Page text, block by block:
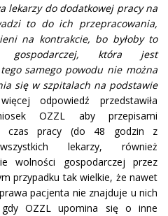
lekarzy do dodatkowej pracy na
to do ich przepracowania,
na kontrakcie, bo byłoby to
gospodarczej, która jest
samego powodu nie można
się w szpitalach na podstawie
odpowiedź przedstawiła
OZZL aby przepisami
czas pracy (do 48 godzin z
lekarzy, również
wolności gospodarczej przez
przypadku tak wielkie, że nawet
pacjenta nie znajduje u nich
gdy OZZL upomina się o inne